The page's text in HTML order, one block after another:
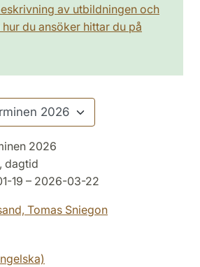
av utbildningen och
du ansöker hittar du på
2026
dagtid
19 – 2026-03-22
Tomas Sniegon